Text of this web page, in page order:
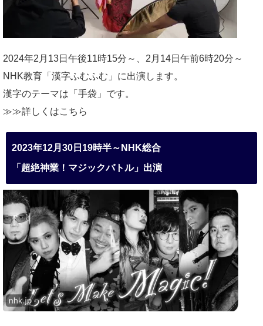
2024年2月13日午後11時15分～、2月14日午前6時20分～
NHK教育「漢字ふむふむ」に出演します。
漢字のテーマは「手袋」です。
≫≫詳しくはこちら
2023年12月30日19時半～NHK総合
「超絶神業！マジックバトル」出演